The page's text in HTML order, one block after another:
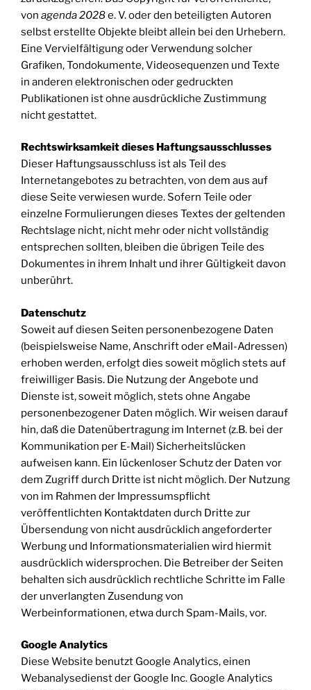
von agenda 2028e. V. oder den beteiligten Autoren
selbst erstellte Objekte bleibt allein bei den Urhebern.
Eine Vervielfältigung oder Verwendung solcher
Grafiken, Tondokumente, Videosequenzen und Texte
in anderen elektronischen oder gedruckten
Publikationen ist ohne ausdrückliche Zustimmung
nicht gestattet.
Rechtswirksamkeit dieses Haftungsausschlusses
Dieser Haftungsausschluss ist als Teil des
Internetangebotes zu betrachten, von dem aus auf
diese Seite verwiesen wurde. Sofern Teile oder
einzelne Formulierungen dieses Textes der geltenden
Rechtslage nicht, nicht mehr oder nicht vollständig
entsprechen sollten, bleiben die übrigen Teile des
Dokumentes in ihrem Inhalt und ihrer Gültigkeit davon
unberührt.
Datenschutz
Soweit auf diesen Seiten personenbezogene Daten
(beispielsweise Name, Anschrift oder eMail-Adressen)
erhoben werden, erfolgt dies soweit möglich stets auf
freiwilliger Basis. Die Nutzung der Angebote und
Dienste ist, soweit möglich, stets ohne Angabe
personenbezogener Daten möglich. Wir weisen darauf
hin, daß die Datenübertragung im Internet (z.B. bei der
Kommunikation per E-Mail) Sicherheitslücken
aufweisen kann. Ein lückenloser Schutz der Daten vor
dem Zugriff durch Dritte ist nicht möglich. Der Nutzung
von im Rahmen der Impressumspflicht
veröffentlichten Kontaktdaten durch Dritte zur
Übersendung von nicht ausdrücklich angeforderter
Werbung und Informationsmaterialien wird hiermit
ausdrücklich widersprochen. Die Betreiber der Seiten
behalten sich ausdrücklich rechtliche Schritte im Falle
der unverlangten Zusendung von
Werbeinformationen, etwa durch Spam-Mails, vor.
Google Analytics
Diese Website benutzt Google Analytics, einen
Webanalysedienst der Google Inc. Google Analytics